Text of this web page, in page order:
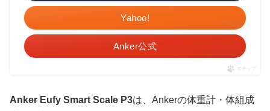
Yahoo!
Anker公式
ポチップ
Anker Eufy Smart Scale P3は、Ankerの体重計・体組成